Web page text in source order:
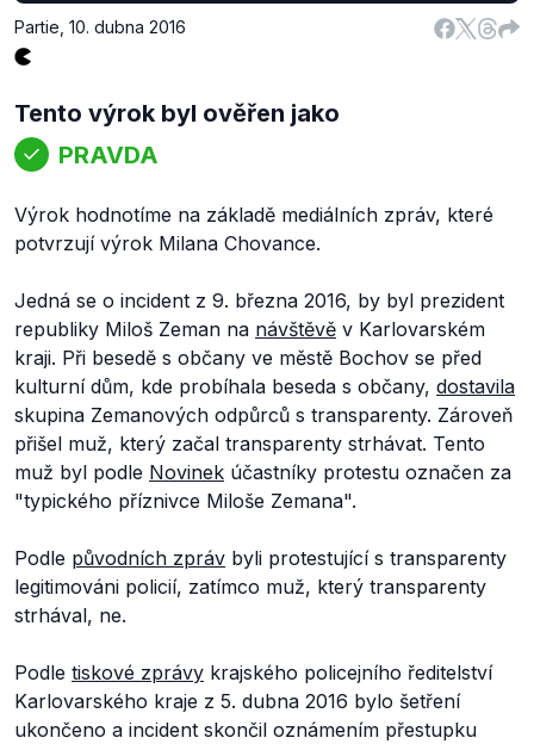
Partie 10. dubna 2016
Tento výrok byl ověřen jako
PRAVDA
Výrok hodnotíme na základě mediálních zpráv, které
potvrzují výrok Milana Chovance.
Jedná se o incident z 9. března 2016, by byl prezident
republiky Miloš Zeman na návštěvě v Karlovarském
kraji. Při besedě s občany ve městě Bochov se před
kulturní dům, kde probíhala beseda s občany, dostavila
skupina Zemanových odpůrců s transparenty. Zároveň
přišel muž, který začal transparenty strhávat. Tento
muž byl podle Novinek účastníky protestu označen za
"typického příznivce Miloše Zemana".
Podle původních zpráv byli protestující s transparenty
legitimováni policií, zatímco muž, který transparenty
strhával, ne.
Podle tiskové zprávy krajského policejního ředitelství
Karlovarského kraje z 5. dubna 2016 bylo šetření
ukončeno a incident skončil oznámením přestupku